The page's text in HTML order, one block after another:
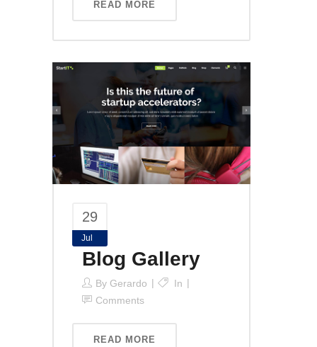
READ MORE
29
Jul
Blog Gallery
By Gerardo
In
Comments
READ MORE